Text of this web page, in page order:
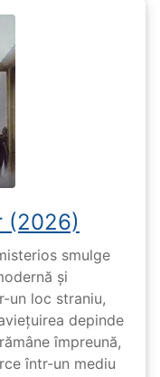
(2026)
smulge
și
un loc straniu,
depinde
împreună,
într-un mediu